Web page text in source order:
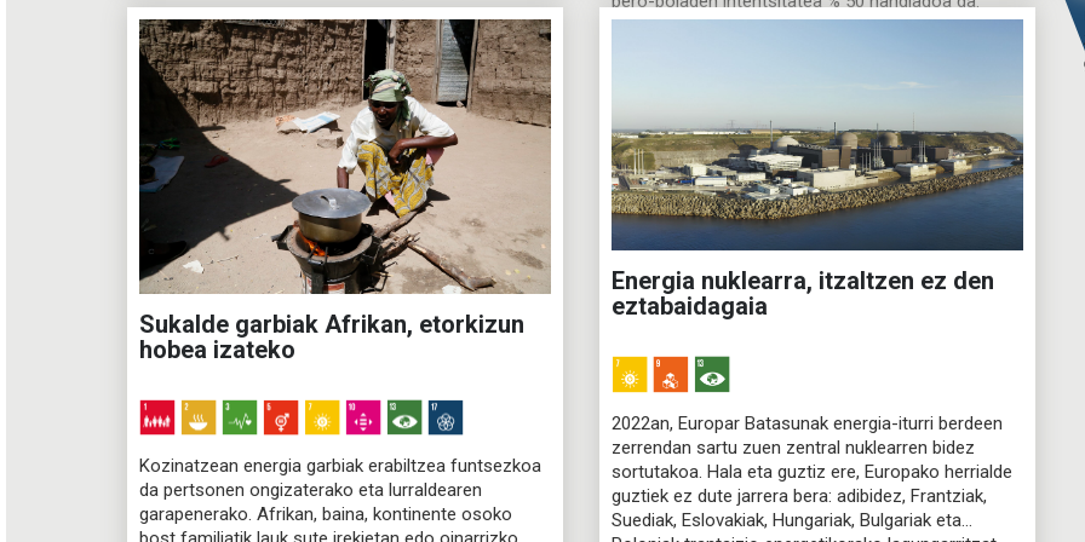
ebatz zezala zer betebehar dituzten estatuek
klima-sistema eta ingurumena babesteko, eta zer
ondorio juridiko dituzten betebehar horiek
estatuentzat.
Maiztasuna eta intentsitatea
Sukalde garbiak Afrikan, etorkizun
hobea izateko
Kozinatzean energia garbiak erabiltzea funtsezkoa
da pertsonen ongizaterako eta lurraldearen
garapenerako. Afrikan, baina, kontinente osoko
Energia nuklearra, itzaltzen ez den
eztabaidagaia
2022an, Europar Batasunak energia-iturri berdeen
zerrendan sartu zuen zentral nuklearren bidez
sortutakoa. Hala eta guztiz ere, Europako herrialde
guztiek ez dute jarrera bera: adibidez, Frantziak,
Suediak, Eslovakiak, Hungariak, Bulgariak eta